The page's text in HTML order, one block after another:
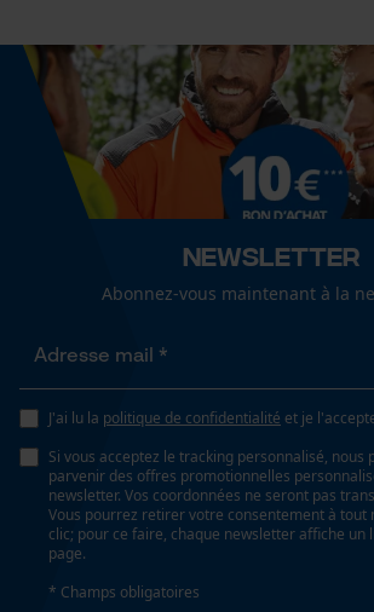
Newsletter
Abonnez-vous maintenant à la
J'ai lu la politique de confidentialité et je
Si vous acceptez le tracking personnalisé, nous
parvenir des offres promotionnelles
newsletter. Vos coordonnées ne seront pas
Vous pourrez retirer votre consentement à tout
clic; pour ce faire, chaque newsletter affiche un
page.
* Champs obligatoires